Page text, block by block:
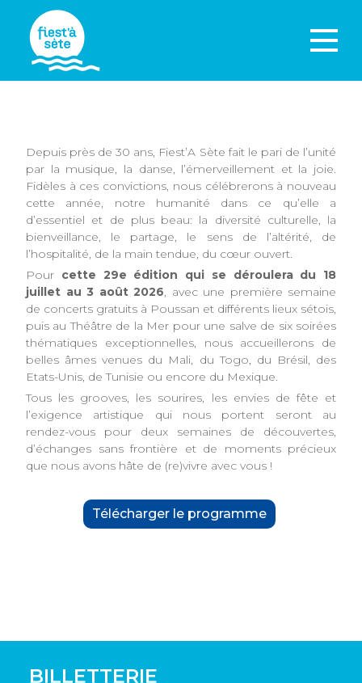
Depuis près de 30 ans, Fiest’A Sète fait le pari de l’unité
par la musique, la danse, l’émerveillement et la joie.
Fidèles à ces convictions, nous célébrerons à nouveau
cette année, notre humanité dans ce qu’elle a
d’essentiel et de plus beau: la diversité culturelle, la
bienveillance, le partage, le sens de l’altérité, de
l’hospitalité, de la main tendue, du cœur ouvert.
Pour cette 29e édition qui se déroulera du 18
juillet au 3 août 2026, avec une première semaine
de concerts gratuits à Poussan et différents lieux sétois,
puis au Théâtre de la Mer pour une salve de six soirées
thématiques exceptionnelles, nous accueillerons de
belles âmes venues du Mali, du Togo, du Brésil, des
Etats-Unis, de Tunisie ou encore du Mexique.
Tous les grooves, les sourires, les envies de fête et
l’exigence artistique qui nous portent seront au
rendez-vous pour deux semaines de découvertes,
d’échanges sans frontière et de moments précieux
que nous avons hâte de (re)vivre avec vous !
Télécharger le programme
BILLETTERIE